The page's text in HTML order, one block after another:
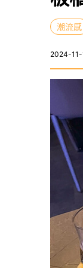
潮流感
2024-11-